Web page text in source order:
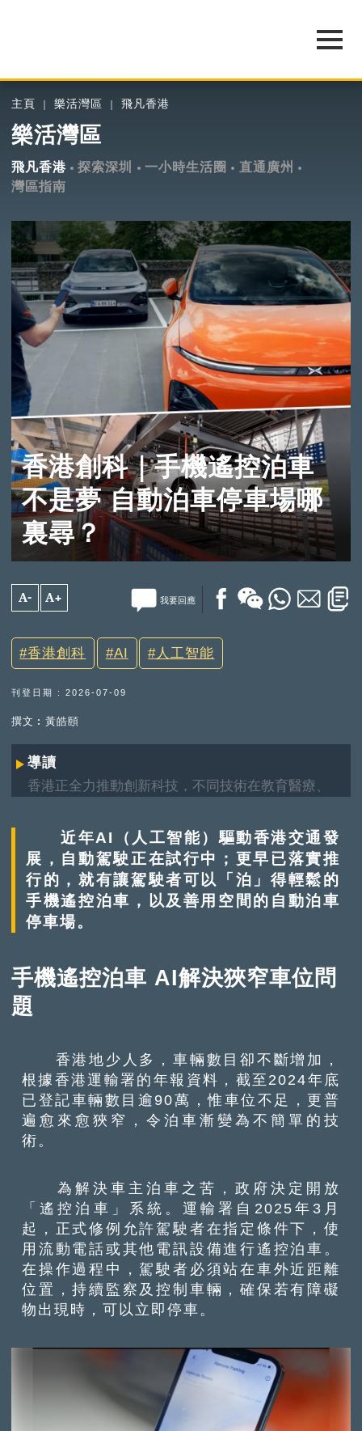
主頁 樂活灣區 飛凡香港
樂活灣區
飛凡香港 探索深圳 一小時生活圈
直通廣州
灣區指南
香港創科｜手機遙控泊車
不是夢 自動泊車停車場哪
裏尋？
A- A+ 我要回應
香港創科 AI 人工智能
刊登日期 : 2026-07-09
撰文︰黃皓頤
導讀
香港正全力推動創新科技，不同技術在教育醫療、
展進度如何？有甚麼新突破？
近年AI（人工智能）驅動香港交通發
展，自動駕駛正在試行中；更早已落實推
行的，就有讓駕駛者可以「泊」得輕鬆的
手機遙控泊車，以及善用空間的自動泊車
停車場。
手機遙控泊車 AI解決狹窄車位問
題
香港地少人多，車輛數目卻不斷增加，
根據香港運輸署的年報資料，截至2024年底
已登記車輛數目逾90萬，惟車位不足，更普
遍愈來愈狹窄，令泊車漸變為不簡單的技
術。
為解決車主泊車之苦，政府決定開放
「遙控泊車」系統。運輸署自2025年3月
起，正式修例允許駕駛者在指定條件下，使
用流動電話或其他電訊設備進行遙控泊車。
在操作過程中，駕駛者必須站在車外近距離
位置，持續監察及控制車輛，確保若有障礙
物出現時，可以立即停車。